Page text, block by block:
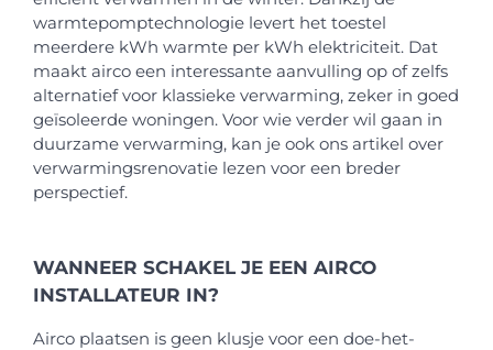
warmtepomptechnologie levert het toestel
meerdere kWh warmte per kWh elektriciteit. Dat
maakt airco een interessante aanvulling op of zelfs
alternatief voor klassieke verwarming, zeker in goed
geïsoleerde woningen. Voor wie verder wil gaan in
duurzame verwarming, kan je ook ons artikel over
verwarmingsrenovatie lezen voor een breder
perspectief.
WANNEER SCHAKEL JE EEN AIRCO
INSTALLATEUR IN?
Airco plaatsen is geen klusje voor een doe-het-